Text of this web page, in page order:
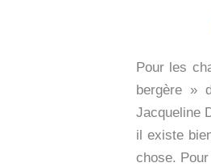
Pour les
bergère »
Jacqueline
il existe
chose.